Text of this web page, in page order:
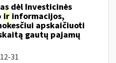
dėl Investicinės
ir informacijos,
apskaičiuoti
gautų pajamų
31